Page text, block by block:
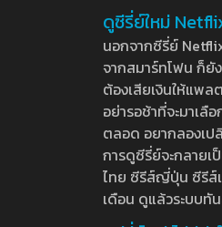
ดูซีรี่ย์ใหม่
นอกจากซีรี่ย์
จากสมาร์ทโฟน ก็ยั
ต้องเสียเงินให้แพล
อย่ารอช้าที่จะมาเลื
ตลอด อยากลองเป
การดูซีรี่ย์จะกลายเ
ไทย ซีรีส์ญี่ปุ่น ซีรีส์
เดือน ดูแล้วระบบทั